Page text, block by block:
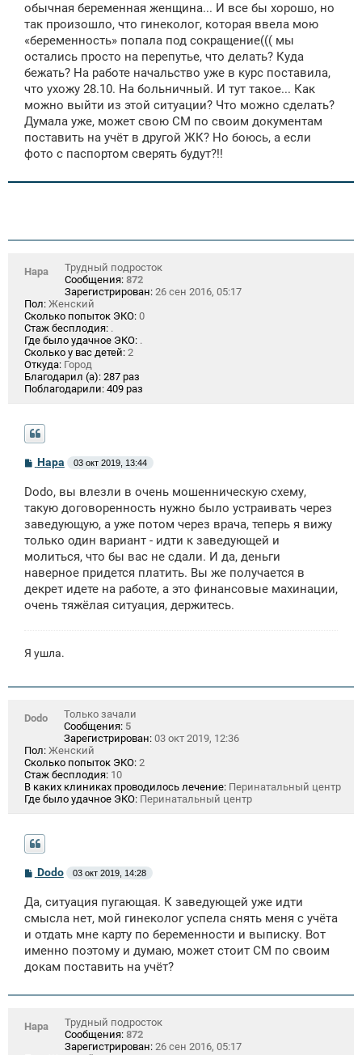
обычная беременная женщина... И все бы хорошо, но
так произошло, что гинеколог, которая ввела мою
«беременность» попала под сокращение((( мы
остались просто на перепутье, что делать? Куда
бежать? На работе начальство уже в курс поставила,
что ухожу 28.10. На больничный. И тут такое... Как
можно выйти из этой ситуации? Что можно сделать?
Думала уже, может свою СМ по своим документам
поставить на учёт в другой ЖК? Но боюсь, а если
фото с паспортом сверять будут?!!
Нара
Трудный подросток
Сообщения: 872
Зарегистрирован: 26 сен 2016, 05:17
Пол: Женский
Сколько попыток ЭКО: 0
Стаж бесплодия: .
Где было удачное ЭКО: .
Сколько у вас детей: 2
Откуда: Город
Благодарил (а): 287 раз
Поблагодарили: 409 раз
С
б
щ
н
и
Нара 03 окт 2019, 13:44
Dodo, вы влезли в очень мошенническую схему,
такую договоренность нужно было устраивать через
заведующую, а уже потом через врача, теперь я вижу
только один вариант - идти к заведующей и
молиться, что бы вас не сдали. И да, деньги
наверное придется платить. Вы же получается в
декрет идете на работе, а это финансовые махинации,
очень тяжёлая ситуация, держитесь.
Я ушла.
Dodo
Только зачали
Сообщения: 5
Зарегистрирован: 03 окт 2019, 12:36
Пол: Женский
Сколько попыток ЭКО: 2
Стаж бесплодия: 10
В каких клиниках проводилось лечение: Перинатальный центр
Где было удачное ЭКО: Перинатальный центр
С
о
б
щ
н
и
Dodo 03 окт 2019, 14:28
Да, ситуация пугающая. К заведующей уже идти
смысла нет, мой гинеколог успела снять меня с учёта
и отдать мне карту по беременности и выписку. Вот
именно поэтому и думаю, может стоит СМ по своим
докам поставить на учёт?
Нара
Трудный подросток
Сообщения: 872
Зарегистрирован: 26 сен 2016, 05:17